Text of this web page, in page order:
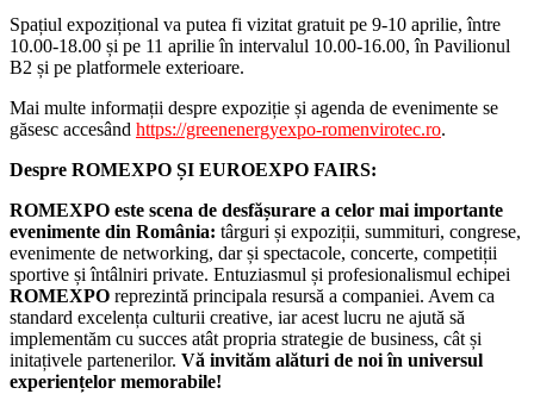
Spațiul expozițional va putea fi vizitat gratuit pe 9-10 aprilie, între
10.00-18.00 și pe 11 aprilie în intervalul 10.00-16.00, în Pavilionul
B2 și pe platformele exterioare.
Mai multe informații despre expoziție și agenda de evenimente se
găsesc accesând https://greenenergyexpo-romenvirotec.ro.
Despre ROMEXPO ȘI EUROEXPO FAIRS:
ROMEXPO este scena de desfășurare a celor mai importante
evenimente din România: târguri și expoziții, summituri, congrese,
evenimente de networking, dar și spectacole, concerte, competiții
sportive și întâlniri private. Entuziasmul și profesionalismul echipei
ROMEXPO reprezintă principala resursă a companiei. Avem ca
standard excelența culturii creative, iar acest lucru ne ajută să
implementăm cu succes atât propria strategie de business, cât și
initațivele partenerilor. Vă invităm alături de noi în universul
experiențelor memorabile!